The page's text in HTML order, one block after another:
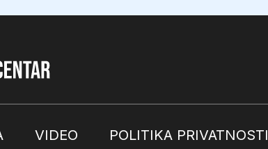
VIDEO POLITIKA PRIVATNOSTI